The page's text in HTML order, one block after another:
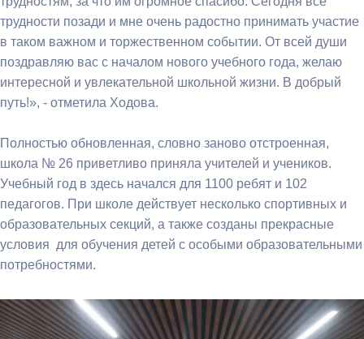
трудности позади и мне очень радостно принимать участие
в таком важном и торжественном событии. От всей души
поздравляю вас с началом нового учебного года, желаю
интересной и увлекательной школьной жизни. В добрый
путь!», - отметила Ходова.
Полностью обновленная, словно заново отстроенная,
школа № 26 приветливо приняла учителей и учеников.
Учебный год в здесь начался для 1100 ребят и 102
педагогов. При школе действует несколько спортивных и
образовательных секций, а также созданы прекрасные
условия для обучения детей с особыми образовательными
потребностями.